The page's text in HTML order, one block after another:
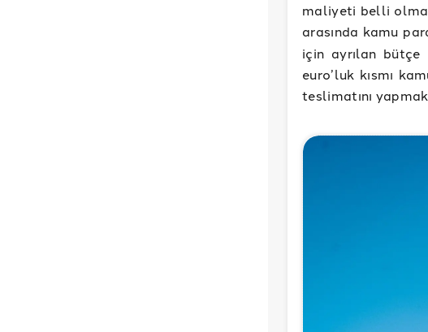
maliyeti belli
arasında kamu
için ayrılan bütçe
euro’luk kısmı
teslimatını